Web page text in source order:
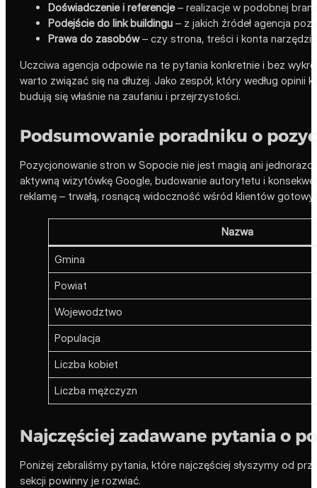
Doświadczenie i referencje– realizacje w podobnej
Podejście do link buildingu – z jakich źródeł agencja
Prawa do zasobów– czy strona, treści i konta
Uczciwa agencja odpowie na te pytania konkretnie i bez
warto związać się na dłużej. Jako zespół, który według
budują się właśnie na zaufaniu i przejrzystości.
Podsumowanie poradniku o
Pozycjonowanie stron w Sopocie nie jest magią ani
aktywną wizytówkę Google, budowanie autorytetu i
reklamę – trwałą, rosnącą widoczność wśród klientów
Nazwa
Gmina
Powiat
Wojewodztwo
Populacja
Liczba kobiet
Liczba mężczyzn
Najczęściej zadawane pytania o
Poniżej zebraliśmy pytania, które najczęściej słyszymy od
sekcji powinny je rozwiać.